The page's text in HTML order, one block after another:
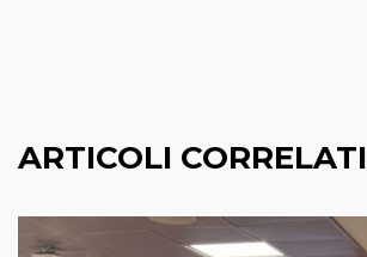
ARTICOLI CORRELATI